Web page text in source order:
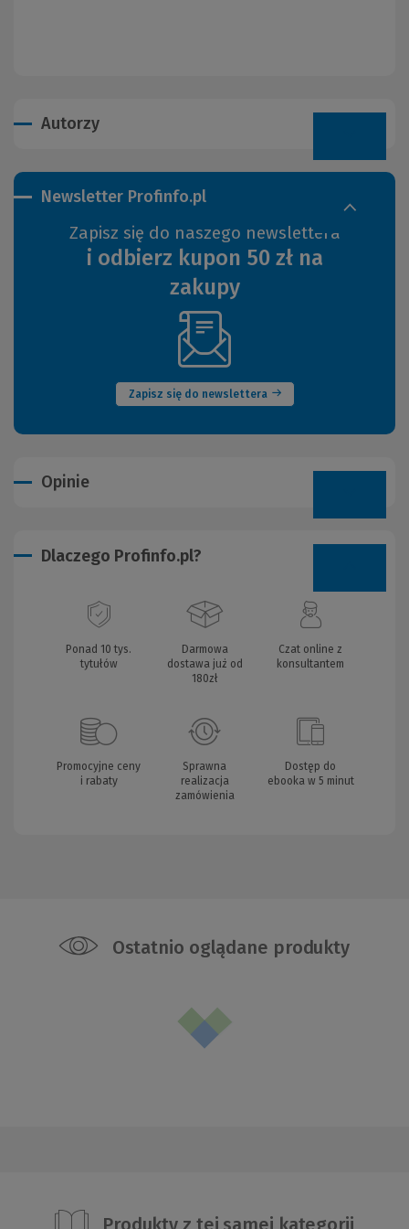
Autorzy
Newsletter Profinfo.pl
Zapisz się do naszego newslettera
i odbierz kupon 50 zł na
zakupy
Zapisz się do newslettera
(Nowe
okno)
Opinie
Dlaczego Profinfo.pl?
Ponad 10 tys.
tytułów
Darmowa
dostawa już od
180zł
Czat online z
konsultantem
Promocyjne ceny
i rabaty
Sprawna
realizacja
zamówienia
Dostęp do
ebooka w 5 minut
Ostatnio oglądane produkty
Produkty z tej samej kategorii